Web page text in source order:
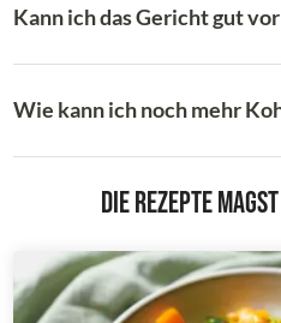
Kann ich das Gericht gut
Wie kann ich noch mehr
Die Rezepte